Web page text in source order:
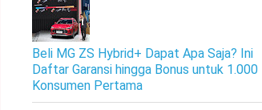
Beli MG ZS Hybrid+ Dapat Apa Saja? Ini
Daftar Garansi hingga Bonus untuk 1.000
Konsumen Pertama